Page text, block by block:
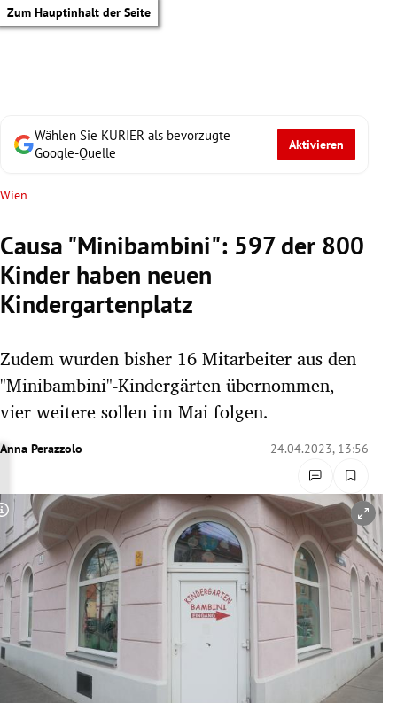
Zum Hauptinhalt der Seite
Untermenü
Untermenü
Untermenü
Untermenü
Untermenü
Untermenü
Untermenü
Wählen Sie KURIER als bevorzugte
Google-Quelle
Aktivieren
Wien
Causa "Minibambini": 597 der 800
Kinder haben neuen
Kindergartenplatz
Zudem wurden bisher 16 Mitarbeiter aus den
"Minibambini"-Kindergärten übernommen,
vier weitere sollen im Mai folgen.
Anna Perazzolo 24.04.2023, 13:56
Copyright-Hinweis öffnen/schließen